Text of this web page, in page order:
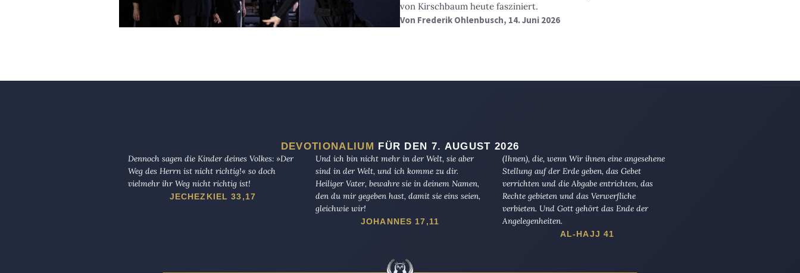
von Kirschbaum heute fasziniert.
Von Frederik Ohlenbusch, 14. Juni 2026
DEVOTIONALIUM FÜR DEN 7. AUGUST 2026
Dennoch sagen die Kinder deines Volkes: »Der
Weg des Herrn ist nicht richtig!« so doch
vielmehr ihr Weg nicht richtig ist!
JECHEZKIEL 33,17
Und ich bin nicht mehr in der Welt, sie aber
sind in der Welt, und ich komme zu dir.
Heiliger Vater, bewahre sie in deinem Namen,
den du mir gegeben hast, damit sie eins seien,
gleichwie wir!
JOHANNES 17,11
(Ihnen), die, wenn Wir ihnen eine angesehene
Stellung auf der Erde geben, das Gebet
verrichten und die Abgabe entrichten, das
Rechte gebieten und das Verwerfliche
verbieten. Und Gott gehört das Ende der
Angelegenheiten.
AL-HAJJ 41